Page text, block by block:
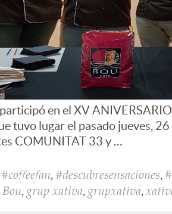
en el XV ANIVERSARIO
tuvo lugar el pasado jueves,
COMUNITAT 33 y …
#coffeefan, #descubresensaciones,
Bou, grup xativa, grupxativa,